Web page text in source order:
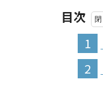
目次
1
2